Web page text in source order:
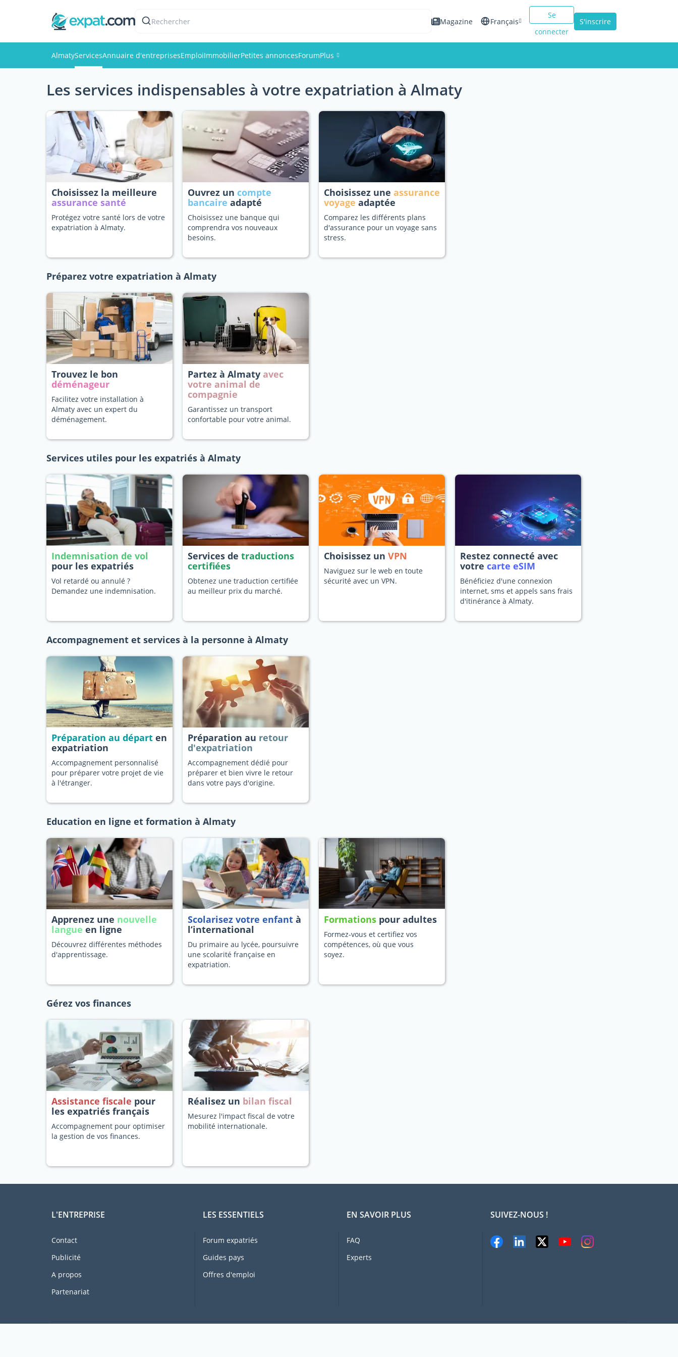
Rechercher Magazine Français
Se
connecter
S'inscrire
AlmatyServicesAnnuaire d'entreprisesEmploiImmobilierPetites annoncesForumPlus
Événements
Membres
Les services indispensables à votre expatriation à Almaty
Choisissez la meilleure
assurance santé
Protégez votre santé lors de votre
expatriation à Almaty.
Ouvrez un compte
bancaire adapté
Choisissez une banque qui
comprendra vos nouveaux
besoins.
Choisissez une assurance
voyage adaptée
Comparez les différents plans
d'assurance pour un voyage sans
stress.
Préparez votre expatriation à Almaty
Trouvez le bon
déménageur
Facilitez votre installation à
Almaty avec un expert du
déménagement.
Partez à Almaty avec
votre animal de
compagnie
Garantissez un transport
confortable pour votre animal.
Services utiles pour les expatriés à Almaty
Indemnisation de vol
pour les expatriés
Vol retardé ou annulé ?
Demandez une indemnisation.
Services de traductions
certifiées
Obtenez une traduction certifiée
au meilleur prix du marché.
Choisissez un VPN
Naviguez sur le web en toute
sécurité avec un VPN.
Restez connecté avec
votre carte eSIM
Bénéficiez d'une connexion
internet, sms et appels sans frais
d'itinérance à Almaty.
Accompagnement et services à la personne à Almaty
Préparation au départ en
expatriation
Accompagnement personnalisé
pour préparer votre projet de vie
à l'étranger.
Préparation au retour
d'expatriation
Accompagnement dédié pour
préparer et bien vivre le retour
dans votre pays d'origine.
Education en ligne et formation à Almaty
Apprenez une nouvelle
langue en ligne
Découvrez différentes méthodes
d'apprentissage.
Scolarisez votre enfant à
l’international
Du primaire au lycée, poursuivre
une scolarité française en
expatriation.
Formations pour adultes
Formez-vous et certifiez vos
compétences, où que vous
soyez.
Gérez vos finances
Assistance fiscale pour
les expatriés français
Accompagnement pour optimiser
la gestion de vos finances.
Réalisez un bilan fiscal
Mesurez l'impact fiscal de votre
mobilité internationale.
L'ENTREPRISE
Contact
Publicité
A propos
Partenariat
LES ESSENTIELS
Forum expatriés
Guides pays
Offres d'emploi
EN SAVOIR PLUS
FAQ
Experts
SUIVEZ-NOUS !